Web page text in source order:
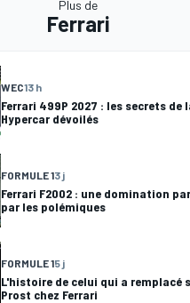
Plus de
Ferrari
WEC13 h
Ferrari 499P 2027 : les secrets de
Hypercar dévoilés
FORMULE 13 j
Ferrari F2002 : une domination
par les polémiques
FORMULE 15 j
L'histoire de celui qui a remplacé
Prost chez Ferrari